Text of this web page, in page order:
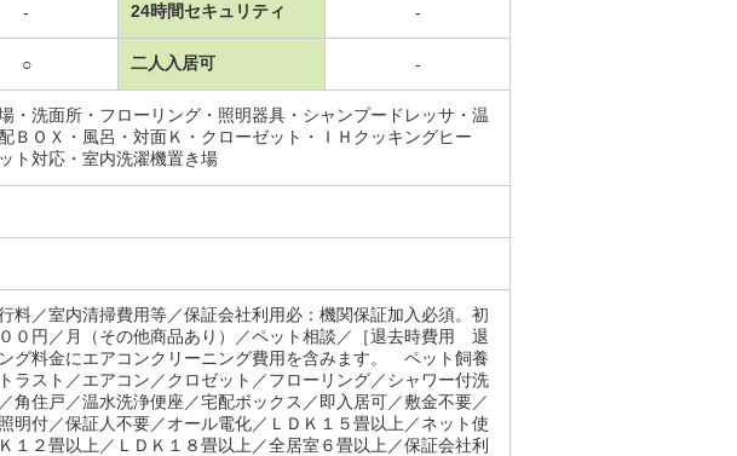
- 24時間セキュリティ -
○ 二人入居可 -
洗面所・フローリング・照明器具・シャンプードレッサ・温
ＯＸ・風呂・対面Ｋ・クローゼット・ＩＨクッキングヒー
ト対応・室内洗濯機置き場
／室内清掃費用等／保証会社利用必：機関保証加入必須。初
０円／月（その他商品あり）／ペット相談／［退去時費用 退
グ料金にエアコンクリーニング費用を含みます。 ペット飼養
スト／エアコン／クロゼット／フローリング／シャワー付洗
住戸／温水洗浄便座／宅配ボックス／即入居可／敷金不要／
付／保証人不要／オール電化／ＬＤＫ１５畳以上／ネット使
２畳以上／ＬＤＫ１８畳以上／全居室６畳以上／保証会社利